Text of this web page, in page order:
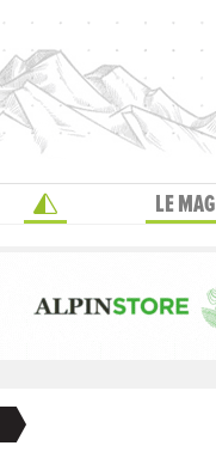
LE MAG